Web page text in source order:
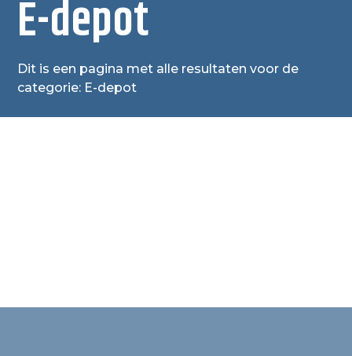
E-depot
Dit is een pagina met alle resultaten voor de
categorie: E-depot